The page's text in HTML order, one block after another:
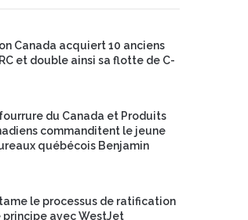
Canada acquiert 10 anciens
et double ainsi sa flotte de C-
du Canada et Produits
commanditent le jeune
québécois Benjamin
le processus de ratification
principe avec WestJet